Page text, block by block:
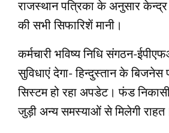
राजस्‍थान पत्रिका के अनुसार केन्‍द्र
की सभी सिफारिशें मानी।
कर्मचारी भविष्‍य निधि संगठन-
सुविधाएं देगा- हिन्‍दुस्‍तान के
सिस्‍टम हो रहा अपडेट। फंड
जुड़ी अन्‍य समस्‍याओं से मिलेगी